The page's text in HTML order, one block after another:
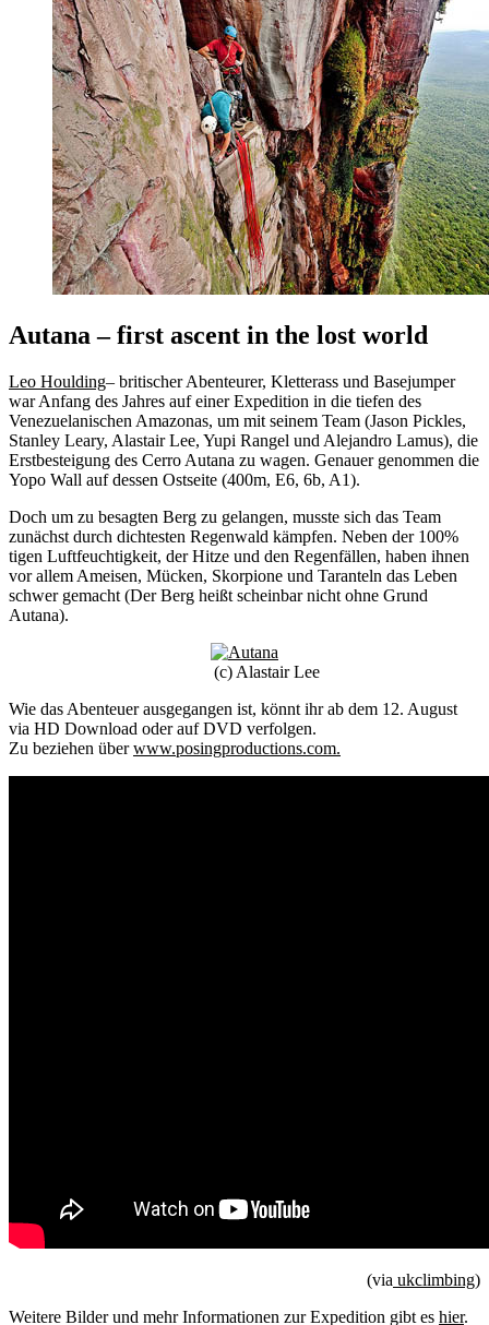
Autana – first ascent in the lost world
Leo Houlding– britischer Abenteurer, Kletterass und Basejumper
war Anfang des Jahres auf einer Expedition in die tiefen des
Venezuelanischen Amazonas, um mit seinem Team (Jason Pickles,
Stanley Leary, Alastair Lee, Yupi Rangel und Alejandro Lamus), die
Erstbesteigung des Cerro Autana zu wagen. Genauer genommen die
Yopo Wall auf dessen Ostseite (400m, E6, 6b, A1).
Doch um zu besagten Berg zu gelangen, musste sich das Team
zunächst durch dichtesten Regenwald kämpfen. Neben der 100%
tigen Luftfeuchtigkeit, der Hitze und den Regenfällen, haben ihnen
vor allem Ameisen, Mücken, Skorpione und Taranteln das Leben
schwer gemacht (Der Berg heißt scheinbar nicht ohne Grund
Autana).
(c) Alastair Lee
Wie das Abenteuer ausgegangen ist, könnt ihr ab dem 12. August
via HD Download oder auf DVD verfolgen.
Zu beziehen überwww.posingproductions.com.
(via ukclimbing)
Weitere Bilder und mehr Informationen zur Expedition gibt es hier.